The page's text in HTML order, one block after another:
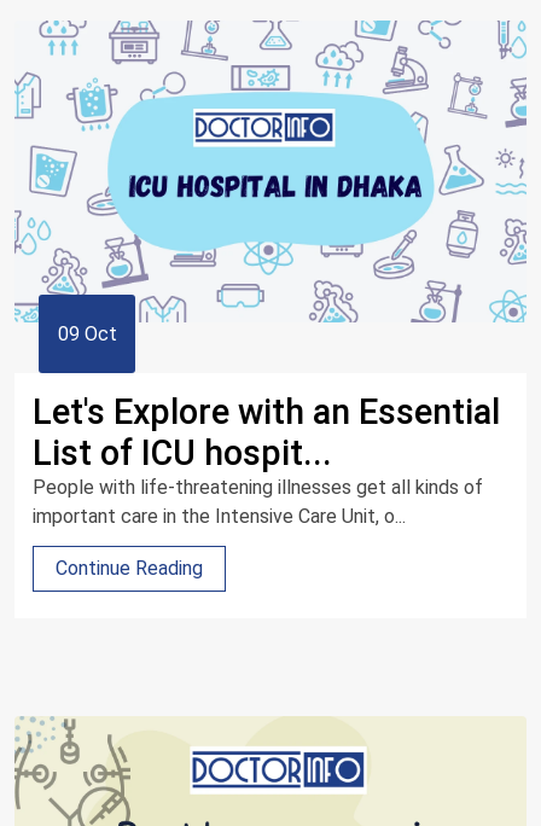
09 Oct
Let's Explore with an Essential
List of ICU hospit...
People with life-threatening illnesses get all kinds of
important care in the Intensive Care Unit, o...
Continue Reading